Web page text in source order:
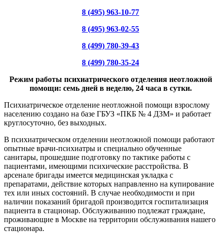
8 (495) 963-10-77
8 (495) 963-02-55
8 (499) 780-39-43
8 (499) 780-35-24
Режим работы психиатрического отделения неотложной
помощи: семь дней в неделю, 24 часа в сутки.
Психиатрическое отделение неотложной помощи взрослому
населению создано на базе ГБУЗ «ПКБ № 4 ДЗМ» и работает
круглосуточно, без выходных.
В психиатрическом отделении неотложной помощи работают
опытные врачи-психиатры и специально обученные
санитары, прошедшие подготовку по тактике работы с
пациентами, имеющими психические расстройства. В
арсенале бригады имеется медицинская укладка с
препаратами, действие которых направленно на купирование
тех или иных состояний. В случае необходимости и при
наличии показаний бригадой производится госпитализация
пациента в стационар. Обслуживанию подлежат граждане,
проживающие в Москве на территории обслуживания нашего
стационара.